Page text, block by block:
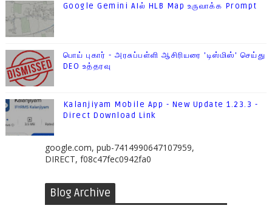
Google Gemini AIல் HLB Map உருவாக்க Prompt
பொய் புகார் - அரசுப்பள்ளி ஆசிரியரை 'டிஸ்மிஸ்' செய்து
DEO உத்தரவு
Kalanjiyam Mobile App - New Update 1.23.3 -
Direct Download Link
google.com, pub-7414990647107959,
DIRECT, f08c47fec0942fa0
Blog Archive